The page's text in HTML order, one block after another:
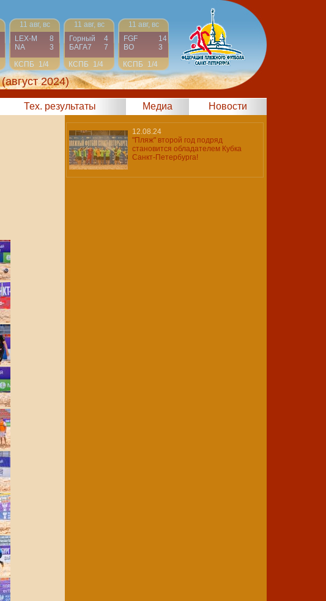
11 авг, вс
LEX-М
8
NA
3
КСПБ
1/4
11 авг, вс
Горный
4
БАГА7
7
КСПБ
1/4
11 авг, вс
FGF
14
ВО
3
КСПБ
1/4
(август 2024)
Тех. результаты Медиа Новости
12.08.24
"Пляж" второй год подряд
становится обладателем Кубка
Санкт-Петербурга!